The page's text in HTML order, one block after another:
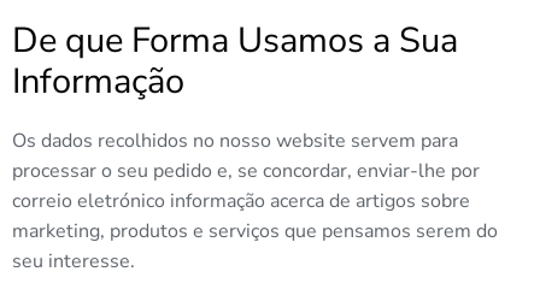
De que Forma Usamos a Sua
Informação
Os dados recolhidos no nosso website servem para
processar o seu pedido e, se concordar, enviar-lhe por
correio eletrónico informação acerca de artigos sobre
marketing, produtos e serviços que pensamos serem do
seu interesse.